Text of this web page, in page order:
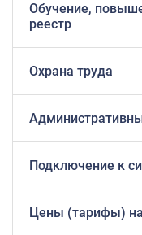
Обучение,
реестр
Охрана труда
Подключение к
Цены (тарифы)